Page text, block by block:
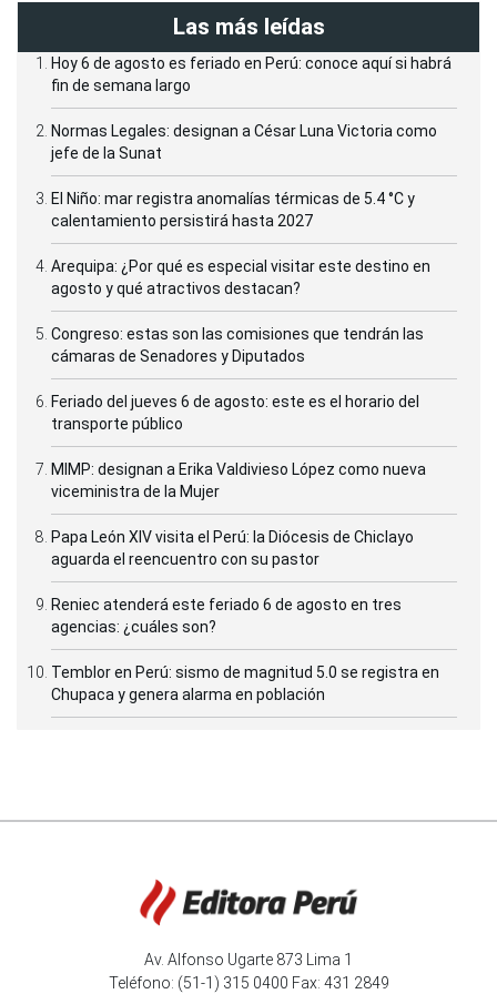
Las más leídas
Hoy 6 de agosto es feriado en Perú: conoce aquí si habrá
fin de semana largo
Normas Legales: designan a César Luna Victoria como
jefe de la Sunat
El Niño: mar registra anomalías térmicas de 5.4 °C y
calentamiento persistirá hasta 2027
Arequipa: ¿Por qué es especial visitar este destino en
agosto y qué atractivos destacan?
Congreso: estas son las comisiones que tendrán las
cámaras de Senadores y Diputados
Feriado del jueves 6 de agosto: este es el horario del
transporte público
MIMP: designan a Erika Valdivieso López como nueva
viceministra de la Mujer
Papa León XIV visita el Perú: la Diócesis de Chiclayo
aguarda el reencuentro con su pastor
Reniec atenderá este feriado 6 de agosto en tres
agencias: ¿cuáles son?
Temblor en Perú: sismo de magnitud 5.0 se registra en
Chupaca y genera alarma en población
Av. Alfonso Ugarte 873 Lima 1
Teléfono: (51-1) 315 0400 Fax: 431 2849